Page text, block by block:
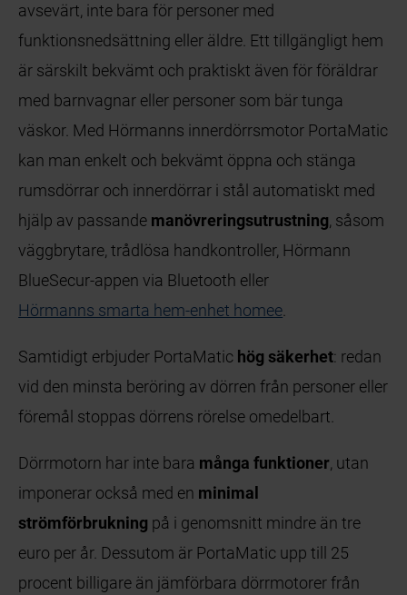
avsevärt, inte bara för personer med
funktionsnedsättning eller äldre. Ett tillgängligt hem
är särskilt bekvämt och praktiskt även för föräldrar
med barnvagnar eller personer som bär tunga
väskor. Med Hörmanns innerdörrsmotor PortaMatic
kan man enkelt och bekvämt öppna och stänga
rumsdörrar och innerdörrar i stål automatiskt med
hjälp av passande manövreringsutrustning, såsom
väggbrytare, trådlösa handkontroller, Hörmann
BlueSecur-appen via Bluetooth eller
Hörmanns smarta hem-enhet homee.
Samtidigt erbjuder PortaMatic hög säkerhet: redan
vid den minsta beröring av dörren från personer eller
föremål stoppas dörrens rörelse omedelbart.
Dörrmotorn har inte bara många funktioner, utan
imponerar också med en minimal
strömförbrukning på i genomsnitt mindre än tre
euro per år. Dessutom är PortaMatic upp till 25
procent billigare än jämförbara dörrmotorer från